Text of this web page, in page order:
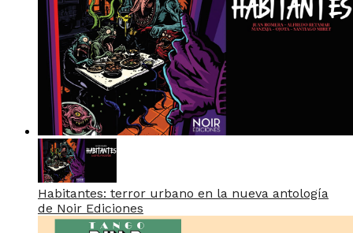
Habitantes: terror urbano en la nueva antología
de Noir Ediciones